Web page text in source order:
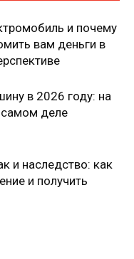
и почему
вам деньги в
в 2026 году: на
самом деле
и наследство: как
и получить